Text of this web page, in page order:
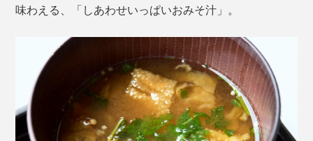
味わえる、「しあわせいっぱいおみそ汁」。